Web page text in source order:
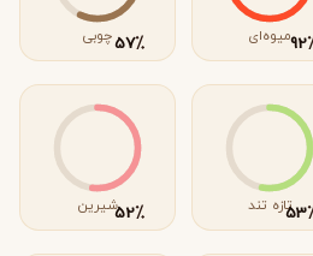
92میوه‌ای ٪57چوبی
53تازه تند ٪52شیرین